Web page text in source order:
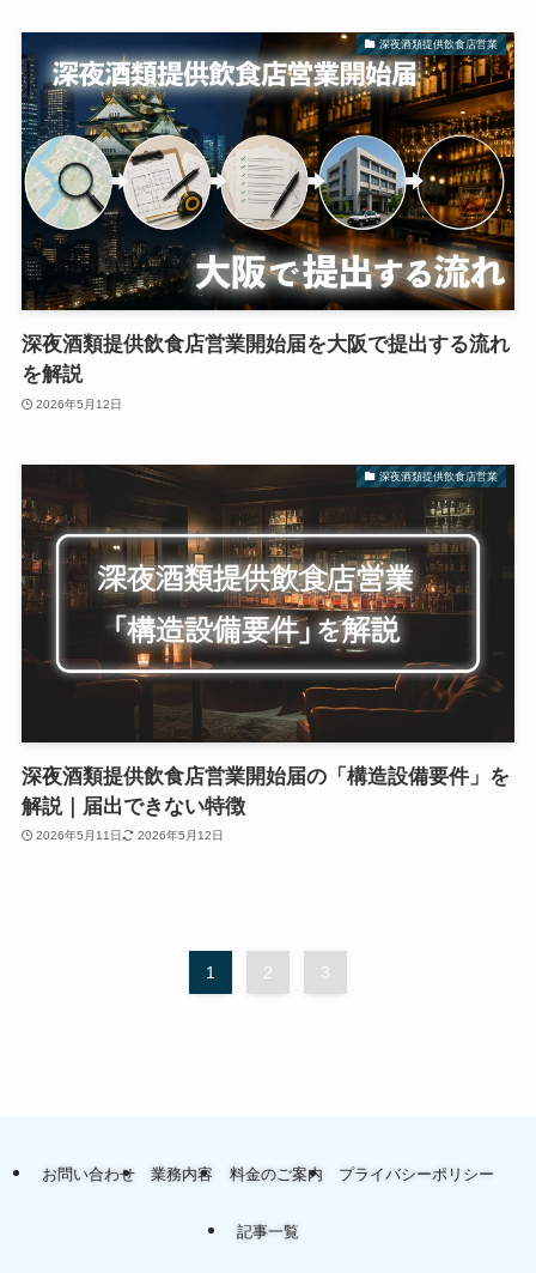
深夜酒類提供飲食店営業
深夜酒類提供飲食店営業開始届を大阪で提出する流れ
を解説
2026年5月12日
深夜酒類提供飲食店営業
深夜酒類提供飲食店営業開始届の「構造設備要件」を
解説｜届出できない特徴
2026年5月11日 2026年5月12日
1 2 3
お問い合わせ 業務内容 料金のご案内 プライバシーポリシー
記事一覧